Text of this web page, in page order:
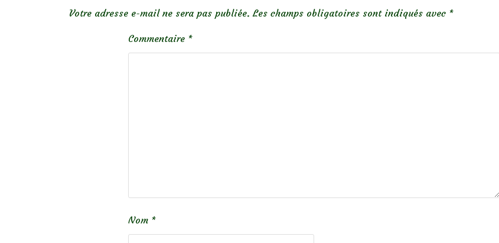
Votre adresse e-mail ne sera pas publiée. Les champs obligatoires sont indiqués avec *
Commentaire *
Nom *